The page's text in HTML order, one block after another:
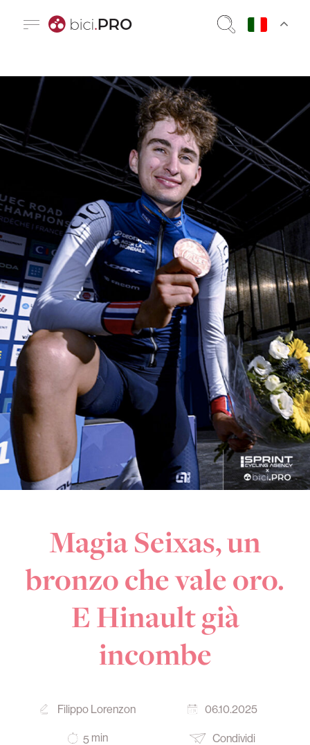
Magia Seixas, un
bronzo che vale oro.
E Hinault già
incombe
Filippo Lorenzon 06.10.2025
5 min Condividi